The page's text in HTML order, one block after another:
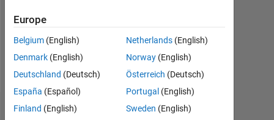
0
Follow
Tableau de bord
Europe
Belgium (English)
Denmark (English)
Deutschland (Deutsch)
España (Español)
Finland (English)
Netherlands(English)
Norway(English)
Österreich (Deutsch)
Portugal (English)
Sweden (English)